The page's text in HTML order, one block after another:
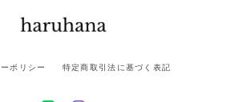
ポリシー 特定商取引法に基づく表記